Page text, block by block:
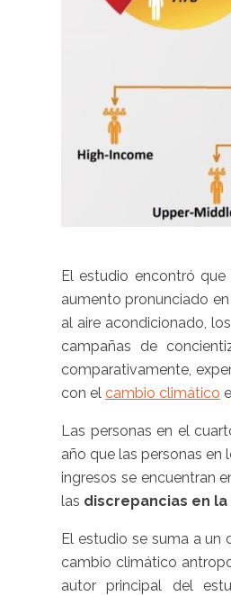
El estudio encontró que
aumento pronunciado
al aire acondicionado,
campañas de
comparativamente,
con el cambio climático
Las personas en el
año que las personas en
ingresos se encuentran
las discrepancias en
El estudio se suma a un
cambio climático
autor principal del